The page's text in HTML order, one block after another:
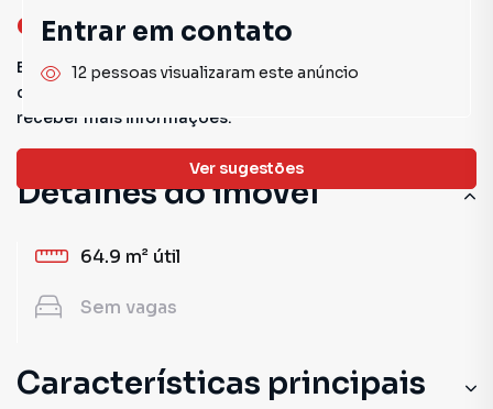
oportunidades!
Este imóvel não está mais disponível, mas você pode
conferir outros em nosso site ou deixar seu contato para
receber mais informações.
Ver sugestões
Detalhes do imóvel
64.9 m² útil
Sem vagas
Características principais
Entrar em contato
12 pessoas visualizaram este anúncio